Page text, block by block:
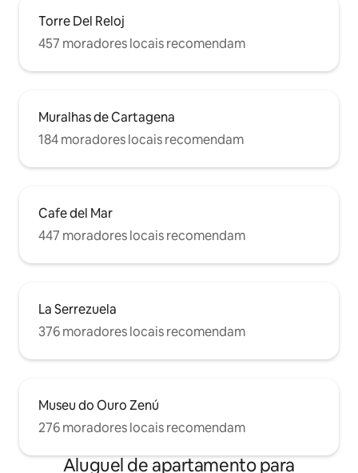
Torre Del Reloj
457 moradores locais recomendam
Muralhas de Cartagena
184 moradores locais recomendam
Cafe del Mar
447 moradores locais recomendam
La Serrezuela
376 moradores locais recomendam
Museu do Ouro Zenú
276 moradores locais recomendam
Aluguel de apartamento para